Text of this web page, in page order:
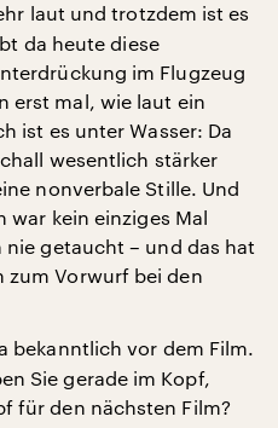
laut und trotzdem ist es
da heute diese
im Flugzeug
erst mal, wie laut ein
ist es unter Wasser: Da
wesentlich stärker
nonverbale Stille. Und
war kein einziges Mal
getaucht – und das hat
zum Vorwurf bei den
bekanntlich vor dem Film.
Sie gerade im Kopf,
für den nächsten Film?